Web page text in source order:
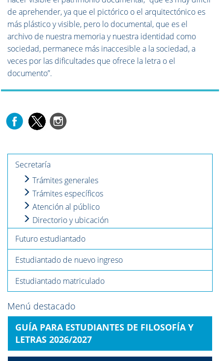
de aprehender, ya que el pictórico o el arquitectónico es
más plástico y visible, pero lo documental, que es el
archivo de nuestra memoria y nuestra identidad como
sociedad, permanece más inaccesible a la sociedad, a
veces por las dificultades que ofrece la letra o el
documento”.
Secretaría
Trámites generales
Trámites específicos
Atención al público
Directorio y ubicación
Futuro estudiantado
Estudiantado de nuevo ingreso
Estudiantado matriculado
Menú destacado
GUÍA PARA ESTUDIANTES DE FILOSOFÍA Y
LETRAS 2026/2027